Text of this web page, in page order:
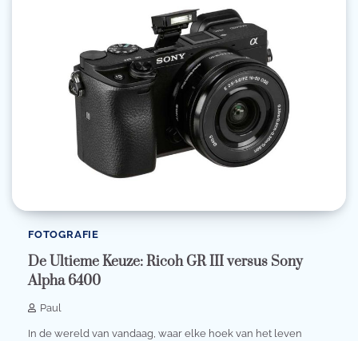
FOTOGRAFIE
De Ultieme Keuze: Ricoh GR III versus Sony
Alpha 6400
Paul
In de wereld van vandaag, waar elke hoek van het leven